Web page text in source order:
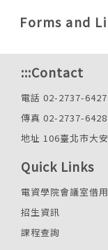
Forms and
:::Contact
電話 02-2737-6427
傳真 02-2737-6428
地址 106臺北市大
Quick Links
電資學院會議室借
招生資訊
課程查詢